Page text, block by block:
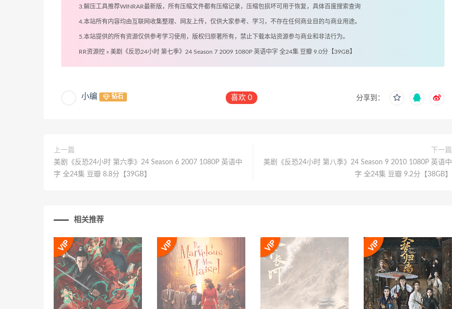
3.解压工具推荐WINRAR最新版，所有压缩文件都有压缩记录，压缩包损坏可用于恢复，具体百度搜索查询
4.本站所有内容均由互联网收集整理、网友上传，仅供大家参考、学习，不存在任何商业目的与商业用途。
5.本站提供的所有资源仅供参考学习使用，版权归原著所有，禁止下载本站资源参与商业和非法行为。
RR资源控 » 美剧《反恐24小时 第七季》24 Season 7 2009 1080P 英语中字 全24集 豆瓣 9.0分【39GB】
小编 钻石 喜欢0 分享到：
上一篇
美剧《反恐24小时 第六季》24 Season 6 2007 1080P 英语中
字 全24集 豆瓣 8.8分【39GB】
下一篇
美剧《反恐24小时 第八季》24 Season 9 2010 1080P 英语中
字 全24集 豆瓣 9.2分【38GB】
相关推荐